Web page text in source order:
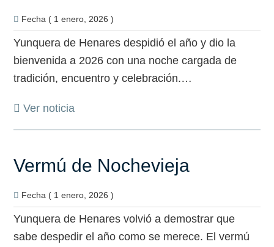
Fecha ( 1 enero, 2026 )
Yunquera de Henares despidió el año y dio la
bienvenida a 2026 con una noche cargada de
tradición, encuentro y celebración.…
Ver noticia
Vermú de Nochevieja
Fecha ( 1 enero, 2026 )
Yunquera de Henares volvió a demostrar que
sabe despedir el año como se merece. El vermú